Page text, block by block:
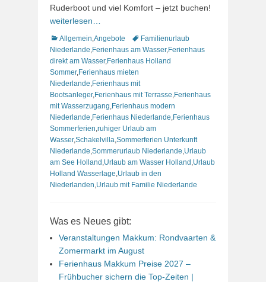
Ruderboot und viel Komfort – jetzt buchen!
weiterlesen…
Kategorien
Allgemein Angebote Schlagworte
Familienurlaub
Niederlande Ferienhaus am Wasser, Ferienhaus
direkt am Wasser, Ferienhaus Holland
Sommer, Ferienhaus mieten
Niederlande Ferienhaus mit
Bootsanleger, Ferienhaus mit Terrasse Ferienhaus
mit Wasserzugang Ferienhaus modern
Niederlande Ferienhaus Niederlande Ferienhaus
Sommerferien ruhiger Urlaub am
Wasser,Schakelvilla Sommerferien Unterkunft
Niederlande Sommerurlaub Niederlande Urlaub
am See Holland Urlaub am Wasser Holland Urlaub
Holland Wasserlage Urlaub in den
Niederlanden Urlaub mit Familie Niederlande
Was es Neues gibt:
Veranstaltungen Makkum: Rondvaarten &
Zomermarkt im August
Ferienhaus Makkum Preise 2027 –
Frühbucher sichern die Top-Zeiten |